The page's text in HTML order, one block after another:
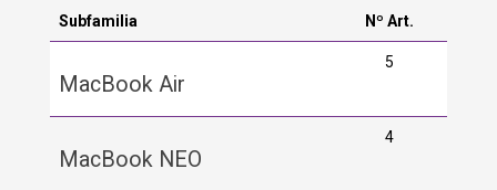
Subfamilia Nº Art.
MacBook Air
5
MacBook NEO
4